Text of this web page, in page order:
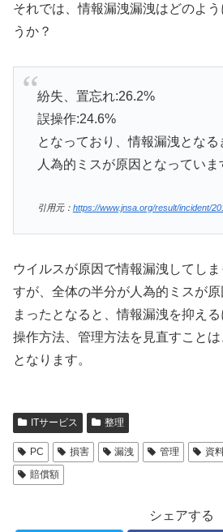
それでは、情報漏洩漏洩はどのよ
うか？
紛失、置忘れ:26.2%
誤操作:24.6%
となっており、情報漏洩とな
人為的ミスが原因となっていま
引用元： https://www.jnsa.org/result/incident/
ウイルスが原因で情報漏洩してし
すが、全体の半分が人為的ミスが
まったとなると、情報漏洩を抑え
操作方法、管理方法を見直すこと
となります。
ITサービス 整理
PC 損害 漏洩 管理 資
賠償額
シェアする